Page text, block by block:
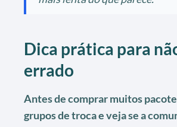
Dica prática para
errado
Antes de comprar muitos
grupos de troca e veja se a